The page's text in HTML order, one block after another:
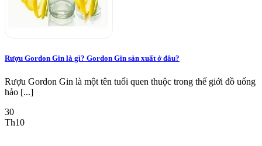
Rượu Gordon Gin là gì? Gordon Gin sản xuất ở đâu?
Rượu Gordon Gin là một tên tuổi quen thuộc trong thế giới đồ uống
hảo [...]
30
Th10